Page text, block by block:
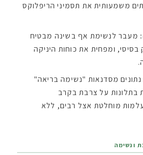
משמעותית את תסמיני הריפלוקס
מעבר לנשימת אף בשינה מבטיח
ומפחית את כוחות היניקה
נתונים מסדנאות "נשימה בריאה"
בתלונות על צרבת בקרב
מוחלטת אצל רבים, ללא
ונשימה